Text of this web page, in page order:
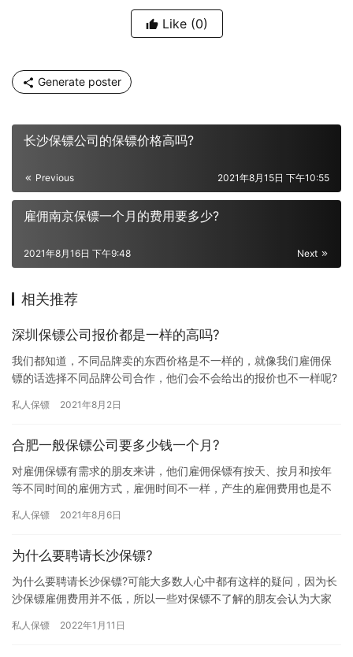
Like (0)
Generate poster
长沙保镖公司的保镖价格高吗?
Previous 2021年8月15日 下午10:55
雇佣南京保镖一个月的费用要多少?
Next
2021年8月16日 下午9:48
相关推荐
深圳保镖公司报价都是一样的高吗?
我们都知道，不同品牌卖的东西价格是不一样的，就像我们雇佣保
镖的话选择不同品牌公司合作，他们会不会给出的报价也不一样呢?
解…
私人保镖 2021年8月2日
合肥一般保镖公司要多少钱一个月?
对雇佣保镖有需求的朋友来讲，他们雇佣保镖有按天、按月和按年
等不同时间的雇佣方式，雇佣时间不一样，产生的雇佣费用也是不
钱一…
私人保镖 2021年8月6日
为什么要聘请长沙保镖?
为什么要聘请长沙保镖?可能大多数人心中都有这样的疑问，因为长
沙保镖雇佣费用并不低，所以一些对保镖不了解的朋友会认为大家
这样…
私人保镖 2022年1月11日